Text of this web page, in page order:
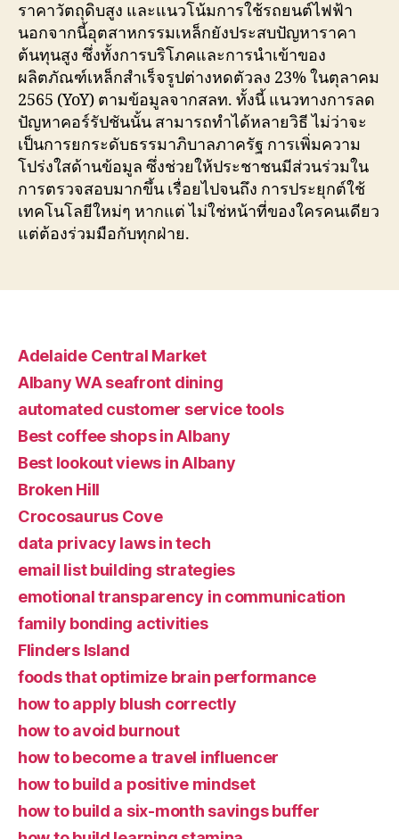
ราคาวัตถุดิบสูง และแนวโน้มการใช้รถยนต์ไฟฟ้า
นอกจากนี้อุตสาหกรรมเหล็กยังประสบปัญหาราคา
ต้นทุนสูง ซึ่งทั้งการบริโภคและการนำเข้าของ
ผลิตภัณฑ์เหล็กสำเร็จรูปต่างหดตัวลง 23% ในตุลาคม
2565 (YoY) ตามข้อมูลจากสลท. ทั้งนี้ แนวทางการลด
ปัญหาคอร์รัปชันนั้น สามารถทำได้หลายวิธี ไม่ว่าจะ
เป็นการยกระดับธรรมาภิบาลภาครัฐ การเพิ่มความ
โปร่งใสด้านข้อมูล ซึ่งช่วยให้ประชาชนมีส่วนร่วมใน
การตรวจสอบมากขึ้น เรื่อยไปจนถึง การประยุกต์ใช้
เทคโนโลยีใหม่ๆ หากแต่ ไม่ใช่หน้าที่ของใครคนเดียว
แต่ต้องร่วมมือกับทุกฝ่าย.
Adelaide Central Market
Albany WA seafront dining
automated customer service tools
Best coffee shops in Albany
Best lookout views in Albany
Broken Hill
Crocosaurus Cove
data privacy laws in tech
email list building strategies
emotional transparency in communication
family bonding activities
Flinders Island
foods that optimize brain performance
how to apply blush correctly
how to avoid burnout
how to become a travel influencer
how to build a positive mindset
how to build a six-month savings buffer